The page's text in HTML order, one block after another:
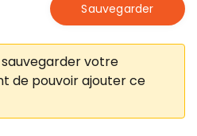
Sauvegarder
sauvegarder votre
de pouvoir ajouter ce